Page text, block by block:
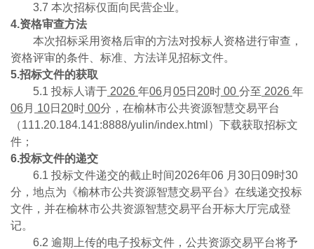
3.7 本次招标仅面向民营企业。
4.资格审查方法
本次招标采用资格后审的方法对投标人资格进行审查，
资格评审的条件、标准、方法详见招标文件。
5.招标文件的获取
5.1 投标人请于 2026 年06月 05日 20时 00 分至 2026 年
06月 10日 20时 00分，在榆林市公共资源智慧交易平台
（111.20.184.141:8888/yulin/index.html）下载获取招标文
件；
6.投标文件的递交
6.1 投标文件递交的截止时间2026年06 月30日09时30
分，地点为《榆林市公共资源智慧交易平台》在线递交投标
文件，并在榆林市公共资源智慧交易平台开标大厅完成登
记。
6.2 逾期上传的电子投标文件，公共资源交易平台将予